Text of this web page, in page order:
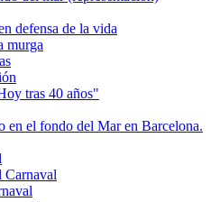
defensa de la vida
murga
tras 40 años"
en el fondo del Mar en Barcelona.
Carnaval